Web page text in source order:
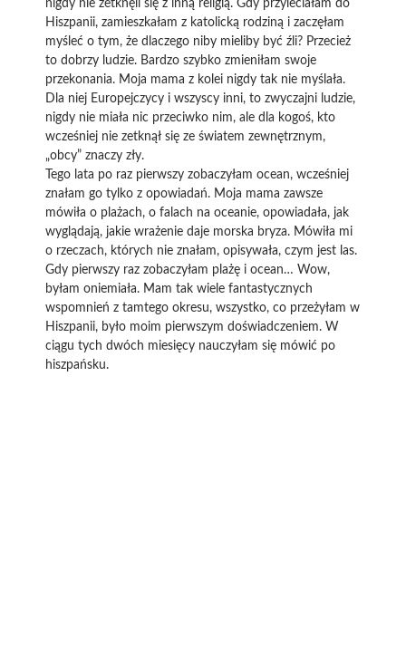
nigdy nie zetknęli się z inną religią. Gdy przyleciałam do
Hiszpanii, zamieszkałam z katolicką rodziną i zaczęłam
myśleć o tym, że dlaczego niby mieliby być źli? Przecież
to dobrzy ludzie. Bardzo szybko zmieniłam swoje
przekonania. Moja mama z kolei nigdy tak nie myślała.
Dla niej Europejczycy i wszyscy inni, to zwyczajni ludzie,
nigdy nie miała nic przeciwko nim, ale dla kogoś, kto
wcześniej nie zetknął się ze światem zewnętrznym,
„obcy” znaczy zły.
Tego lata po raz pierwszy zobaczyłam ocean, wcześniej
znałam go tylko z opowiadań. Moja mama zawsze
mówiła o plażach, o falach na oceanie, opowiadała, jak
wyglądają, jakie wrażenie daje morska bryza. Mówiła mi
o rzeczach, których nie znałam, opisywała, czym jest las.
Gdy pierwszy raz zobaczyłam plażę i ocean… Wow,
byłam oniemiała. Mam tak wiele fantastycznych
wspomnień z tamtego okresu, wszystko, co przeżyłam w
Hiszpanii, było moim pierwszym doświadczeniem. W
ciągu tych dwóch miesięcy nauczyłam się mówić po
hiszpańsku.